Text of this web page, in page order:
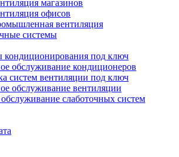
магазинов
офисов
вентиляция
системы
кондиционирования под ключ
обслуживание кондиционеров
систем вентиляции под ключ
обслуживание вентиляции
слаботочных систем